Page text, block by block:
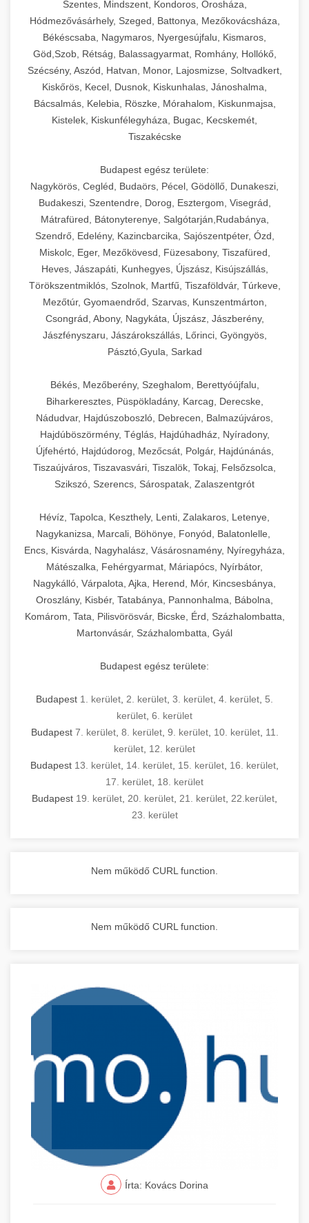
Szentes, Mindszent, Kondoros, Orosháza,
Hódmezővásárhely, Szeged, Battonya, Mezőkovácsháza,
Békéscsaba, Nagymaros, Nyergesújfalu, Kismaros,
Göd,Szob, Rétság, Balassagyarmat, Romhány, Hollókő,
Szécsény, Aszód, Hatvan, Monor, Lajosmizse, Soltvadkert,
Kiskőrös, Kecel, Dusnok, Kiskunhalas, Jánoshalma,
Bácsalmás, Kelebia, Röszke, Mórahalom, Kiskunmajsa,
Kistelek, Kiskunfélegyháza, Bugac, Kecskemét,
Tiszakécske
Budapest egész területe:
Nagykörös, Cegléd, Budaörs, Pécel, Gödöllő, Dunakeszi,
Budakeszi, Szentendre, Dorog, Esztergom, Visegrád,
Mátrafüred, Bátonyterenye, Salgótarján,Rudabánya,
Szendrő, Edelény, Kazincbarcika, Sajószentpéter, Ózd,
Miskolc, Eger, Mezőkövesd, Füzesabony, Tiszafüred,
Heves, Jászapáti, Kunhegyes, Újszász, Kisújszállás,
Törökszentmiklós, Szolnok, Martfű, Tiszaföldvár, Túrkeve,
Mezőtúr, Gyomaendrőd, Szarvas, Kunszentmárton,
Csongrád, Abony, Nagykáta, Újszász, Jászberény,
Jászfényszaru, Jászárokszállás, Lőrinci, Gyöngyös,
Pásztó,Gyula, Sarkad
Békés, Mezőberény, Szeghalom, Berettyóújfalu,
Biharkeresztes, Püspökladány, Karcag, Derecske,
Nádudvar, Hajdúszoboszló, Debrecen, Balmazújváros,
Hajdúböszörmény, Téglás, Hajdúhadház, Nyíradony,
Újfehértó, Hajdúdorog, Mezőcsát, Polgár, Hajdúnánás,
Tiszaújváros, Tiszavasvári, Tiszalök, Tokaj, Felsőzsolca,
Szikszó, Szerencs, Sárospatak, Zalaszentgrót
Hévíz, Tapolca, Keszthely, Lenti, Zalakaros, Letenye,
Nagykanizsa, Marcali, Böhönye, Fonyód, Balatonlelle,
Encs, Kisvárda, Nagyhalász, Vásárosnamény, Nyíregyháza,
Mátészalka, Fehérgyarmat, Máriapócs, Nyírbátor,
Nagykálló, Várpalota, Ajka, Herend, Mór, Kincsesbánya,
Oroszlány, Kisbér, Tatabánya, Pannonhalma, Bábolna,
Komárom, Tata, Pilisvörösvár, Bicske, Érd, Százhalombatta,
Martonvásár, Százhalombatta, Gyál
Budapest egész területe:
Budapest 1. kerület 2. kerület 3. kerület 4. kerület 5.
kerület 6. kerület
Budapest 7. kerület, 8. kerület, 9. kerület, 10. kerület, 11.
kerület 12. kerület
Budapest 13. kerület 14. kerület 15. kerület 16. kerület
17. kerület 18. kerület
Budapest 19. kerület 20. kerület 21. kerület 22.kerület
23. kerület
Nem működő CURL function.
Nem működő CURL function.
Írta: Kovács Dorina